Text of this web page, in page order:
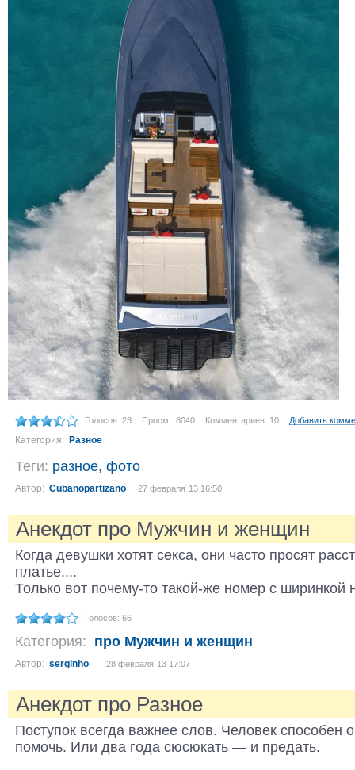
Голосов: 23 Просм.: 8040 Комментариев: 10 Добавить
Категория: Разное
Теги: разное, фото
Автор: Cubanopartizano 27 февраля´13 16:50
Анекдот про Мужчин и женщин
Когда девушки хотят секса, они часто просят
платье....
Только вот почему-то такой-же номер с ширинкой
Голосов: 66
Категория: про Мужчин и женщин
Автор: serginho_ 28 февраля´13 17:07
Анекдот про Разное
Поступок всегда важнее слов. Человек способен
помочь. Или два года сюсюкать — и предать.